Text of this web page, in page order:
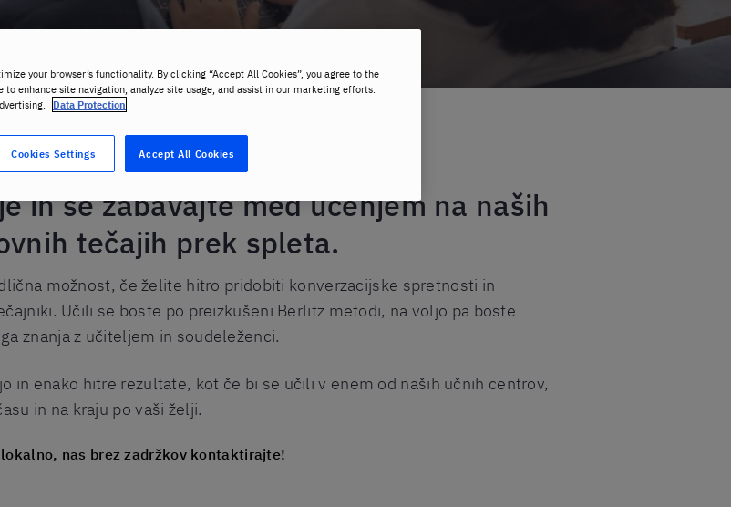
in se zabavajte med učenjem na naših
tečajih prek spleta.
možnost, če želite hitro pridobiti konverzacijske spretnosti in
Učili se boste po preizkušeni Berlitz metodi, na voljo pa boste
znanja z učiteljem in soudeleženci.
in enako hitre rezultate, kot če bi se učili v enem od naših učnih centrov,
in na kraju po vaši želji.
nas brez zadržkov kontaktirajte!
your browser’s functionality. By clicking “Accept All Cookies”, you agree to the
to enhance site navigation, analyze site usage, and assist in our marketing efforts.
Data Protection
Accept All Cookies
Cookies Settings